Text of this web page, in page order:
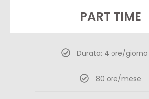
PART TIME
Durata: 4 ore/giorno
80 ore/mese